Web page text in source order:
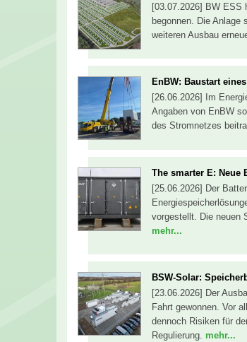
[03.07.2026] BW ESS
begonnen. Die Anlage
weiteren Ausbau
EnBW: Baustart
[26.06.2026] Im
Angaben von EnBW
des Stromnetzes
The smarter E: Neue
[25.06.2026] Der
vorgestellt. Die neuen
mehr...
BSW-Solar:
[23.06.2026] Der
Fahrt gewonnen. Vor
dennoch Risiken für
Regulierung. mehr...